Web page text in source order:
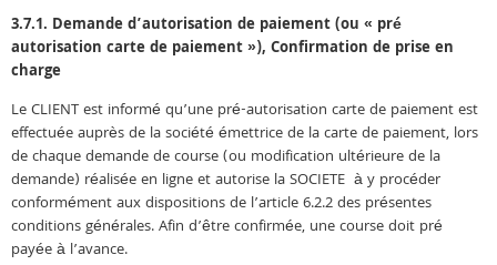
3.7.1. Demande d’autorisation de paiement (ou « pré
autorisation carte de paiement »), Confirmation de prise en
charge
Le CLIENT est informé qu’une pré-autorisation carte de paiement est
effectuée auprès de la société émettrice de la carte de paiement, lors
de chaque demande de course (ou modification ultérieure de la
demande) réalisée en ligne et autorise la SOCIETE à y procéder
conformément aux dispositions de l’article 6.2.2 des présentes
conditions générales. Afin d’être confirmée, une course doit pré
payée à l’avance.